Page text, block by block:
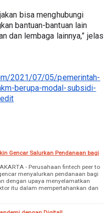
bisa menghubungi
bantuan-bantuan lain
dan lembaga lainnya,” jelas
2021/07/05/pemerintah-
berupa-modal-subsidi-
Gencar Salurkan Pendanaan bagi
- Perusahaan fintech peer to
menyalurkan pendanaan bagi
dengan upaya menyelamatkan
itu dalam mempertahankan dan